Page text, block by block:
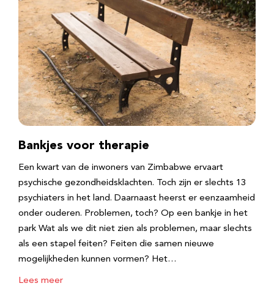
Bankjes voor therapie
Een kwart van de inwoners van Zimbabwe ervaart
psychische gezondheidsklachten. Toch zijn er slechts 13
psychiaters in het land. Daarnaast heerst er eenzaamheid
onder ouderen. Problemen, toch? Op een bankje in het
park Wat als we dit niet zien als problemen, maar slechts
als een stapel feiten? Feiten die samen nieuwe
mogelijkheden kunnen vormen? Het…
Lees meer